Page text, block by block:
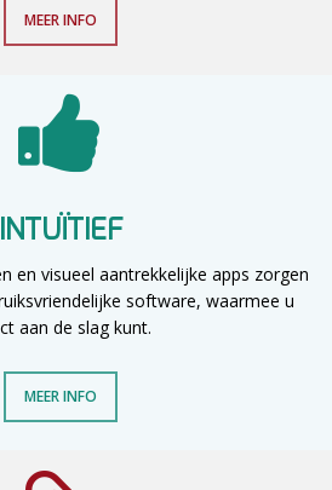
MEER INFO
INTUÏTIEF
en visueel aantrekkelijke apps zorgen
software, waarmee u
aan de slag kunt.
MEER INFO